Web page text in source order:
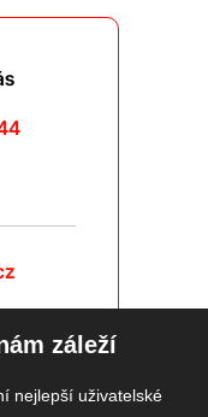
záleží
nejlepší uživatelské